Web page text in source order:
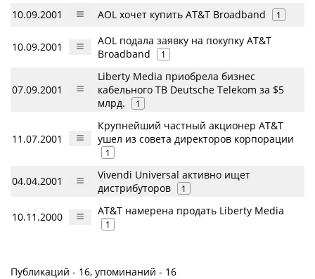
10.09.2001 AOL хочет купить AT&T Broadband 1
10.09.2001
AOL подала заявку на покупку AT&T
Broadband
1
07.09.2001
Liberty Media приобрела бизнес
кабельного ТВ Deutsche Telekom за $5
млрд.
1
11.07.2001
Крупнейший частный акционер AT&T
ушел из совета директоров корпорации
1
04.04.2001
Vivendi Universal активно ищет
дистрибуторов
1
10.11.2000 AT&T намерена продать Liberty Media
1
Публикаций - 16, упоминаний - 16